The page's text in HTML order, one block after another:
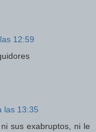
12:59
las 13:35
sus exabruptos, ni le